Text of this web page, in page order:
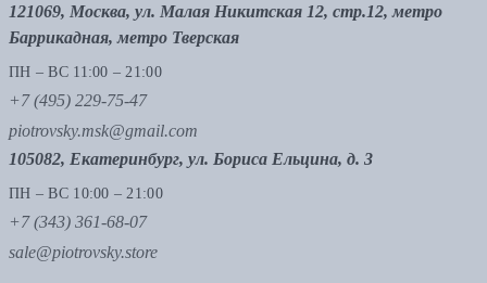
121069, Москва, ул. Малая Никитская 12, стр.12, метро
Баррикадная, метро Тверская
ПН – ВС 11:00 – 21:00
+7 (495) 229-75-47
piotrovsky.msk@gmail.com
105082, Екатеринбург, ул. Бориса Ельцина, д. 3
ПН – ВС 10:00 – 21:00
+7 (343) 361-68-07
sale@piotrovsky.store